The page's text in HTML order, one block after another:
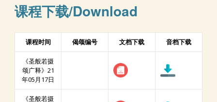
课程下载/Download
课程时间 偈颂编号 文档下载 音档下载
《圣般若摄
颂广释》21
年05月17日
《圣般若摄